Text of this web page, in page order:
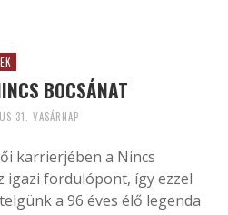
BOCSÁNAT
31. VASÁRNAP
karrierjében a Nincs
igazi fordulópont, így ezzel
a 96 éves élő legenda